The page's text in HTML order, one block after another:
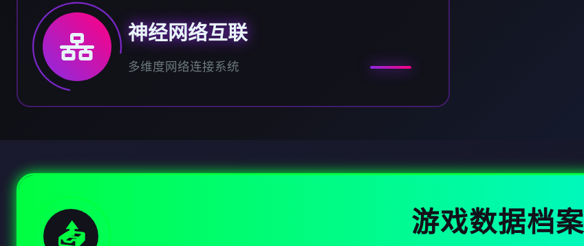
神经网络互联
多维度网络连接系统
📤 游戏数据档案